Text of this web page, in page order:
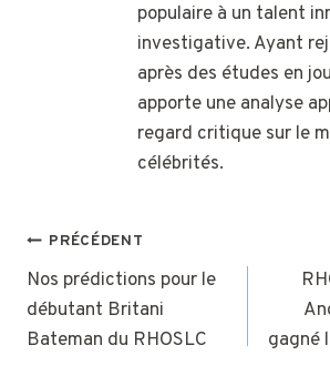
populaire à un talent
investigative. Ayant
après des études en
apporte une analyse
regard critique sur le
célébrités.
NAVIGATION
DE
L’ARTICLE
PRÉCÉDENT
Nos prédictions pour le
débutant Britani
Bateman du RHOSLC
gagné